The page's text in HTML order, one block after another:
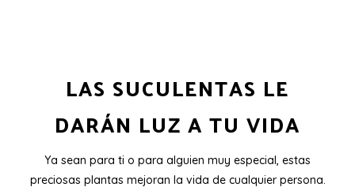
LAS SUCULENTAS LE
DARÁN LUZ A TU VIDA
Ya sean para ti o para alguien muy especial, estas
preciosas plantas mejoran la vida de cualquier persona.